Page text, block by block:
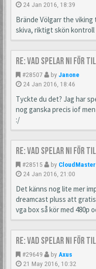
24 Jan 2016, 18:39
Brände Völgarr the
skiva, riktigt skön kontroll
Re: Vad spelar ni för
#28507 by Janone
24 Jan 2016, 18:46
Tyckte du det? Jag har
nog ganska precis iof
:/
Re: Vad spelar ni för
#28515 by CloudMaster
24 Jan 2016, 21:00
Det känns nog lite mer
dreamcast pluss att
vga box så kör med 480p
Re: Vad spelar ni för
#29649 by Axus
21 May 2016, 10:32